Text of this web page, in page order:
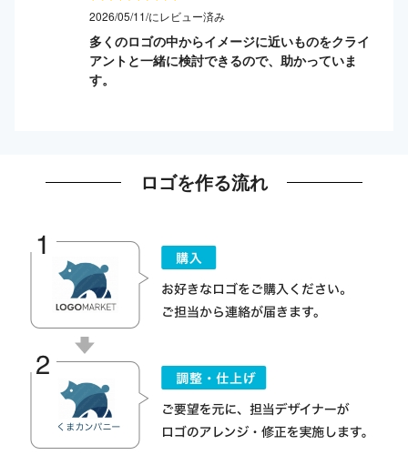
2026/05/11/にレビュー済み
多くのロゴの中からイメージに近いものをクライ
アントと一緒に検討できるので、助かっていま
す。
ロゴを作る流れ